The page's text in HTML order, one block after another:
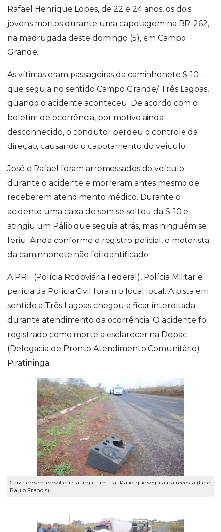
Rafael Henrique Lopes, de 22 e 24 anos, os dois
jovens mortos durante uma capotagem na BR-262,
na madrugada deste domingo (5), em Campo
Grande.
As vítimas eram passageiras da caminhonete S-10 -
que seguia no sentido Campo Grande/ Três Lagoas,
quando o acidente aconteceu. De acordo com o
boletim de ocorrência, por motivo ainda
desconhecido, o condutor perdeu o controle da
direção, causando o capotamento do veículo.
José e Rafael foram arremessados do veículo
durante o acidente e morreram antes mesmo de
receberem atendimento médico. Durante o
acidente uma caixa de som se soltou da S-10 e
atingiu um Pálio que seguia atrás, mas ninguém se
feriu. Ainda conforme o registro policial, o motorista
da caminhonete não foi identificado.
A PRF (Polícia Rodoviária Federal), Polícia Militar e
perícia da Polícia Civil foram o local local. A pista em
sentido a Três Lagoas chegou a ficar interditada
durante atendimento da ocorrência. O acidente foi
registrado como morte a esclarecer na Depac
(Delegacia de Pronto Atendimento Comunitário)
Piratininga.
Caixa de som de soltou e atingiu um Fiat Palio, que seguia na rodovia (Foto:
Paulo Francis)